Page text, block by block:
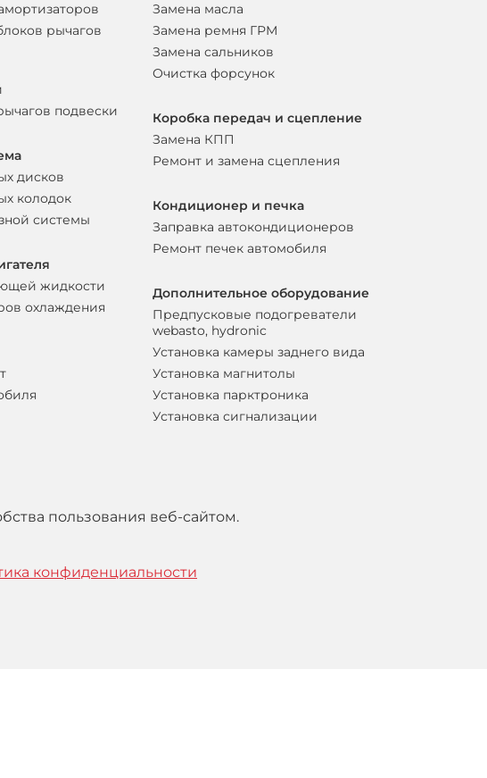
рычагов
подвески
дисков
колодок
системы
жидкости
охлаждения
Замена масла
Замена ремня ГРМ
Замена сальников
Очистка форсунок
Коробка передач и сцепление
Замена КПП
Ремонт и замена сцепления
Кондиционер и печка
Заправка автокондиционеров
Ремонт печек автомобиля
Дополнительное оборудование
Предпусковые подогреватели
webasto, hydronic
Установка камеры заднего вида
Установка магнитолы
Установка парктроника
Установка сигнализации
пользования веб-сайтом.
конфиденциальности